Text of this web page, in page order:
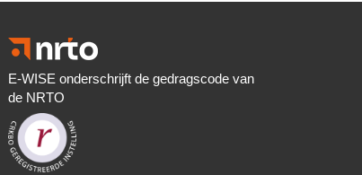
E-WISE onderschrijft de gedragscode van
de NRTO